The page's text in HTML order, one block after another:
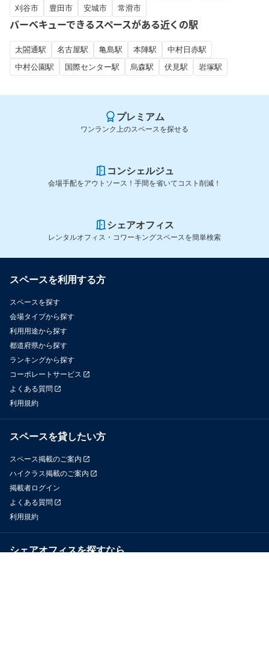
刈谷市
豊田市 安城市 常滑市
バーベキューできるスペースがある近くの駅
太閤通駅 名古屋駅 亀島駅 本陣駅
中村日赤駅
中村公園駅
国際センター駅 烏森駅 伏見駅 岩塚駅
プレミアム
ワンランク上のスペースを探せる
コンシェルジュ
会場手配をアウトソース！手間を省いてコスト削減！
シェアオフィス
レンタルオフィス・コワーキングスペースを簡単検索
スペースを利用する方
スペースを探す
会場タイプから探す
利用用途から探す
都道府県から探す
ランキングから探す
コーポレートサービス
よくある質問
利用規約
スペースを貸したい方
スペース掲載のご案内
ハイクラス掲載のご案内
掲載者ログイン
よくある質問
利用規約
シェアオフィスを探すなら